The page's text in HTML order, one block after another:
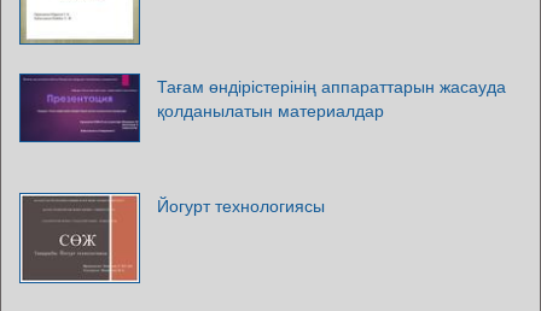
Тағам өндірістерінің аппараттарын жасауда
қолданылатын материалдар
Йогурт технологиясы